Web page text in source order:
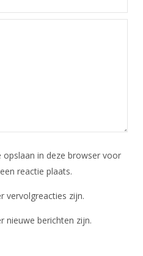
in deze browser voor
reactie plaats.
vervolgreacties zijn.
nieuwe berichten zijn.